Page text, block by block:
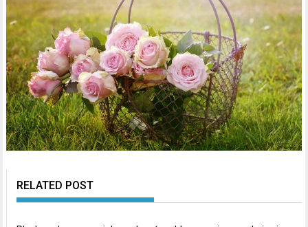
RELATED POST